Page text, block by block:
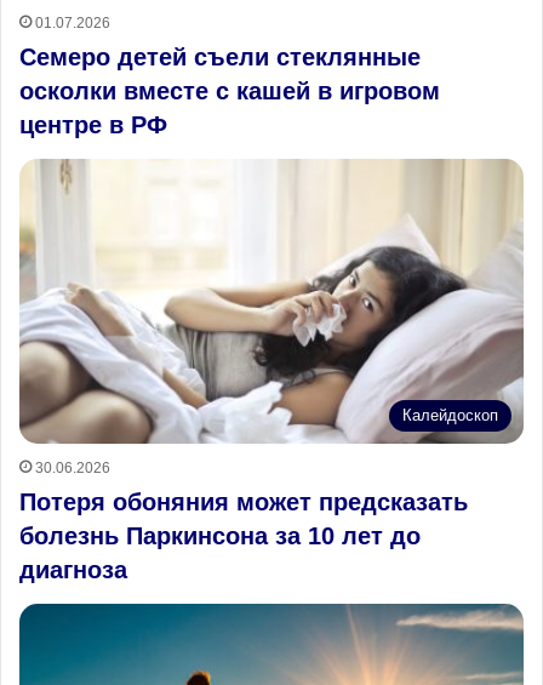
01.07.2026
Семеро детей съели стеклянные
осколки вместе с кашей в игровом
центре в РФ
Калейдоскоп
30.06.2026
Потеря обоняния может предсказать
болезнь Паркинсона за 10 лет до
диагноза